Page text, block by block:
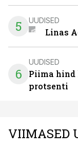
5 UUDISED
Linas
6
UUDISED
Piima hind
protsenti
VIIMASED